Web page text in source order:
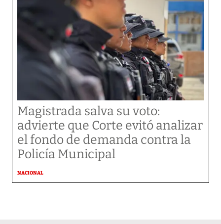
Magistrada salva su voto:
advierte que Corte evitó analizar
el fondo de demanda contra la
Policía Municipal
NACIONAL